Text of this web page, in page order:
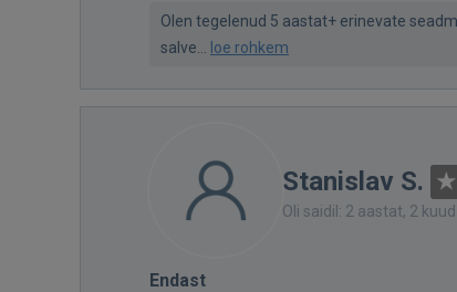
Olen tegelenud 5 aastat+ erinevate
salve...
loe rohkem
Stanislav S.
Oli saidil: 2 aastat, 2
Endast